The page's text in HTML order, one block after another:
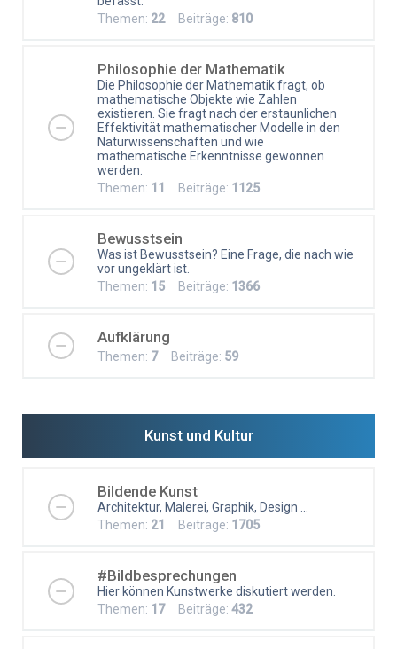
Themen: 22Beiträge: 810
Philosophie der Mathematik
Die Philosophie der Mathematik fragt, ob
mathematische Objekte wie Zahlen
existieren. Sie fragt nach der erstaunlichen
Effektivität mathematischer Modelle in den
Naturwissenschaften und wie
mathematische Erkenntnisse gewonnen
werden.
Themen: 11 Beiträge: 1125
Bewusstsein
Was ist Bewusstsein? Eine Frage, die nach wie
vor ungeklärt ist.
Themen: 15 Beiträge: 1366
Aufklärung
Themen: 7Beiträge: 59
Kunst und Kultur
Bildende Kunst
Architektur, Malerei, Graphik, Design ...
Themen: 21 Beiträge: 1705
#Bildbesprechungen
Hier können Kunstwerke diskutiert werden.
Themen: 17Beiträge: 432